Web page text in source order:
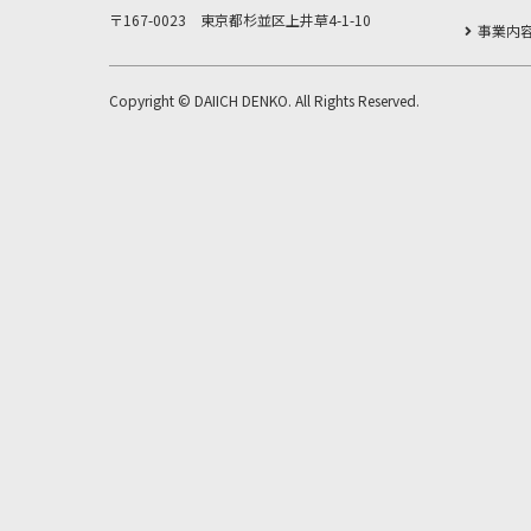
〒167-0023 東京都杉並区上井草4-1-10
事業内
Copyright © DAIICH DENKO. All Rights Reserved.